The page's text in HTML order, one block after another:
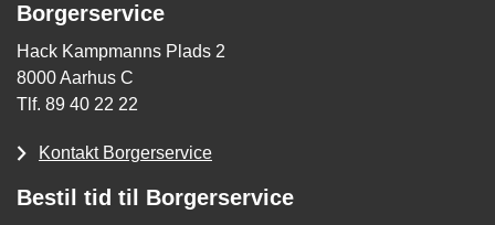
Borgerservice
Hack Kampmanns Plads 2
8000 Aarhus C
Tlf. 89 40 22 22
Kontakt Borgerservice
Bestil tid til Borgerservice